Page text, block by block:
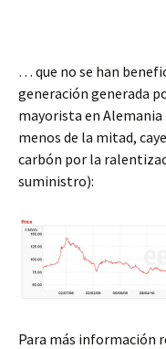
… que no se han
generación generada
mayorista en
menos de la mitad,
carbón por la
suministro):
Para más información